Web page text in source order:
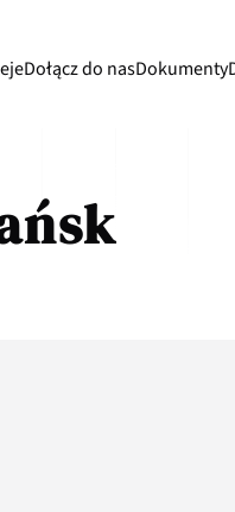
Dołącz do nasDokumenty